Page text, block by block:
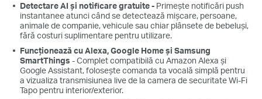
Detectare AI și notificare gratuite - Primește notificări push
instantanee atunci când se detectează mișcare, persoane,
animale de companie, vehicule sau chiar plânsete de bebeluși,
fără costuri suplimentare pentru utilizare.
Funcționează cu Alexa, Google Home și Samsung
SmartThings - Complet compatibilă cu Amazon Alexa și
Google Assistant,folosește comanda ta vocalăsimplă pentru
a vizualiza transmisiunea live de la camera de securitate Wi-Fi
Tapo pentru interior/exterior.